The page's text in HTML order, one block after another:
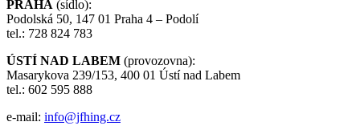
PRAHA (sídlo):
Podolská 50, 147 01 Praha 4 – Podolí
tel.: 728 824 783
ÚSTÍ NAD LABEM (provozovna):
Masarykova 239/153, 400 01 Ústí nad Labem
tel.: 602 595 888
e-mail: info@jfhing.cz